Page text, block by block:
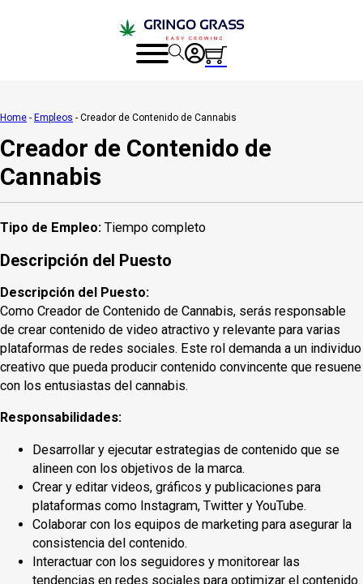
Home - Empleos - Creador de Contenido de Cannabis
Creador de Contenido de
Cannabis
Tipo de Empleo: Tiempo completo
Descripción del Puesto
Descripción del Puesto:
Como Creador de Contenido de Cannabis, serás responsable
de crear contenido de video atractivo y relevante para varias
plataformas de redes sociales. Este rol demanda a un individuo
creativo que pueda producir contenido convincente que resuene
con los entusiastas del cannabis.
Responsabilidades:
Desarrollar y ejecutar estrategias de contenido que se
alineen con los objetivos de la marca.
Crear y editar videos, gráficos y publicaciones para
plataformas como Instagram, Twitter y YouTube.
Colaborar con los equipos de marketing para asegurar la
consistencia del contenido.
Interactuar con los seguidores y monitorear las
tendencias en redes sociales para optimizar el contenido.